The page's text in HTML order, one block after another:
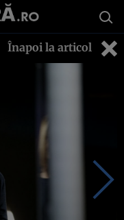
Înapoi la articol